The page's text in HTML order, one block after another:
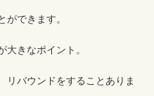
できます。
大きなポイント。
リバウンドをすることありま